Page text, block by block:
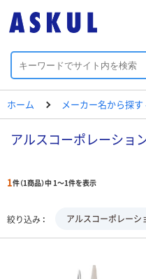
ホーム メーカー名から探す -
アルスコーポレーショ
1件（1商品）中 1～1件を表示
絞り込み アルスコーポレーシ